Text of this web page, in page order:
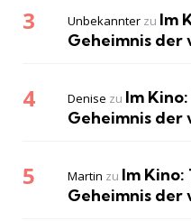
Unbekannter zu Im
Geheimnis der
Denise zu Im
Geheimnis der
Martin zu Im Kino:
Geheimnis der